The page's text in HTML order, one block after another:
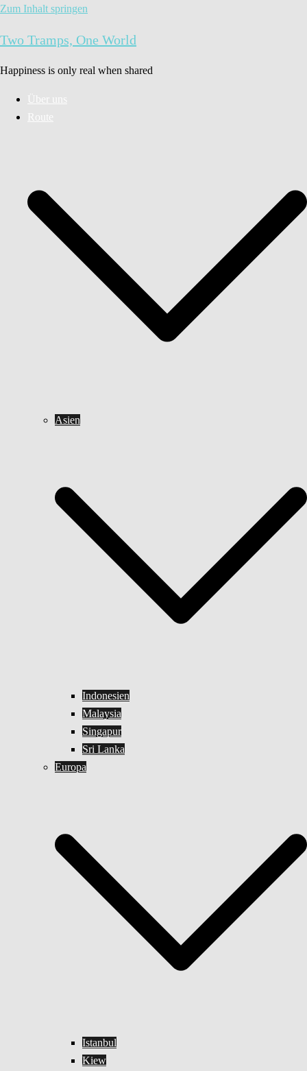
Zum Inhalt springen
Two Tramps, One World
Happiness is only real when shared
Über uns
Route
Asien
Indonesien
Malaysia
Singapur
Sri Lanka
Europa
Istanbul
Kiew